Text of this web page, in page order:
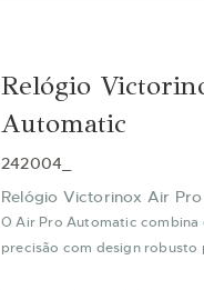
Relógio
Automatic
242004_
Relógio Victorinox Air
O Air Pro Automatic combina
precisão com design robusto